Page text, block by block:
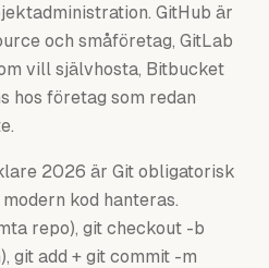
GitHub är
och småföretag, GitLab
vill självhosta, Bitbucket
hos företag som redan
2026 är Git obligatorisk
kod hanteras.
repo), git checkout -b
git add + git commit -m